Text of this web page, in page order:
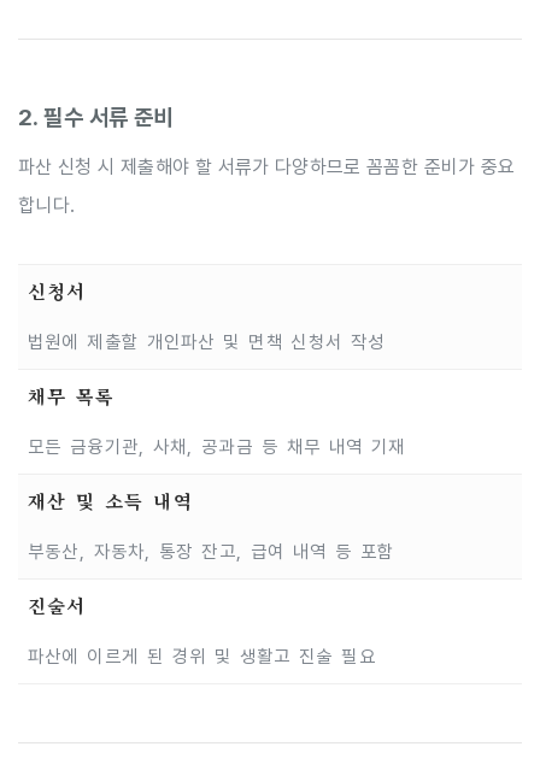
2. 필수 서류 준비
파산 신청 시 제출해야 할 서류가 다양하므로 꼼꼼한 준비가 중요
합니다.
신청서
법원에 제출할 개인파산 및 면책 신청서 작성
채무 목록
모든 금융기관, 사채, 공과금 등 채무 내역 기재
재산 및 소득 내역
부동산, 자동차, 통장 잔고, 급여 내역 등 포함
진술서
파산에 이르게 된 경위 및 생활고 진술 필요